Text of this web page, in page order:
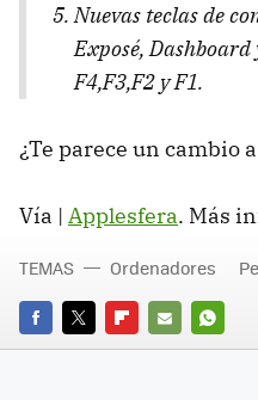
Nuevas teclas de
Exposé,
F4,F3,F2 y F1.
¿Te parece un cambio
Vía | Applesfera. Más
FACEBOOK
TWITTERFLIPBOARD
E-
TEMAS Ordenadores